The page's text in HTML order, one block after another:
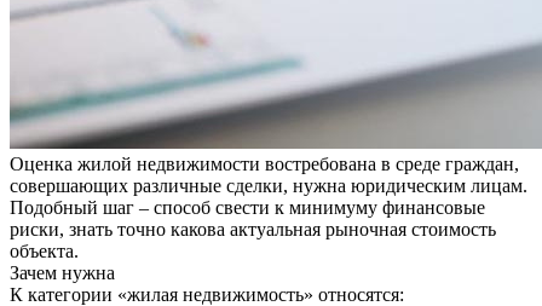
Оценка жилой недвижимости востребована в среде граждан,
совершающих различные сделки, нужна юридическим лицам.
Подобный шаг – способ свести к минимуму финансовые
риски, знать точно какова актуальная рыночная стоимость
объекта.
Зачем нужна
К категории «жилая недвижимость» относятся: